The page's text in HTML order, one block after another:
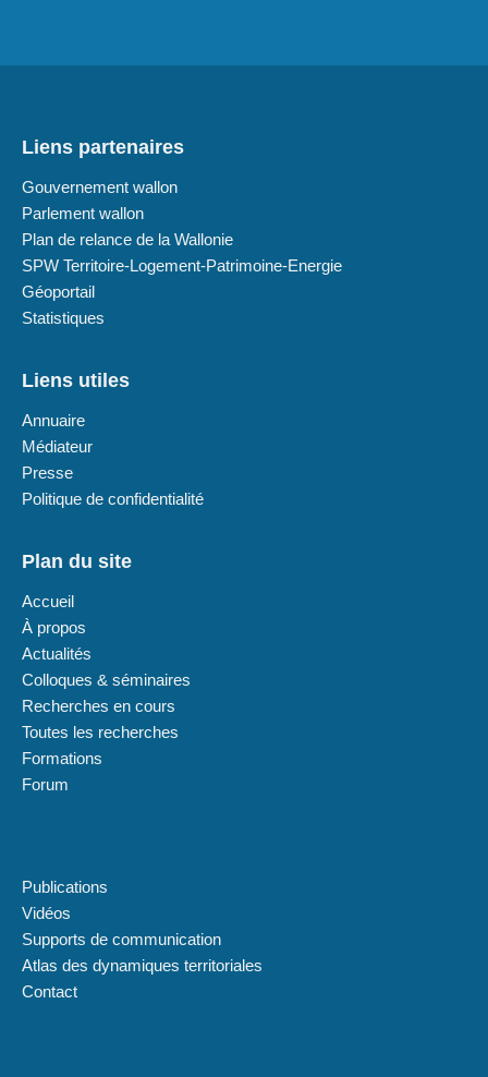
Liens partenaires
Gouvernement wallon
Parlement wallon
Plan de relance de la Wallonie
SPW Territoire-Logement-Patrimoine-Energie
Géoportail
Statistiques
Liens utiles
Annuaire
Médiateur
Presse
Politique de confidentialité
Plan du site
Accueil
À propos
Actualités
Colloques & séminaires
Recherches en cours
Toutes les recherches
Formations
Forum
Publications
Vidéos
Supports de communication
Atlas des dynamiques territoriales
Contact